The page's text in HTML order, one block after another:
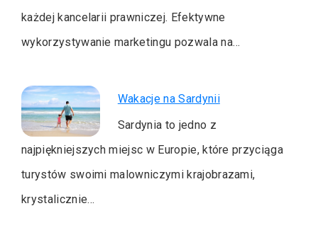
każdej kancelarii prawniczej. Efektywne
wykorzystywanie marketingu pozwala na…
Wakacje na Sardynii
Sardynia to jedno z
najpiękniejszych miejsc w Europie, które przyciąga
turystów swoimi malowniczymi krajobrazami,
krystalicznie…